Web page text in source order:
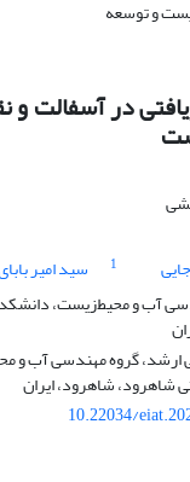
در آسفالت
1 سید امیر
آب و محیط‌زیست،
گروه مهندسی آب و
شاهرود، شاهرود، ایران
10.22034/